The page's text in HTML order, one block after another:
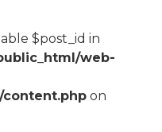
$post_id in
web-
on